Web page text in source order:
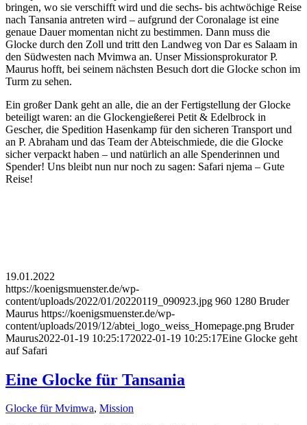
bringen, wo sie verschifft wird und die sechs- bis achtwöchige Reise
nach Tansania antreten wird – aufgrund der Coronalage ist eine
genaue Dauer momentan nicht zu bestimmen. Dann muss die
Glocke durch den Zoll und tritt den Landweg von Dar es Salaam in
den Südwesten nach Mvimwa an. Unser Missionsprokurator P.
Maurus hofft, bei seinem nächsten Besuch dort die Glocke schon im
Turm zu sehen.
Ein großer Dank geht an alle, die an der Fertigstellung der Glocke
beteiligt waren: an die Glockengießerei Petit & Edelbrock in
Gescher, die Spedition Hasenkamp für den sicheren Transport und
an P. Abraham und das Team der Abteischmiede, die die Glocke
sicher verpackt haben – und natürlich an alle Spenderinnen und
Spender! Uns bleibt nun nur noch zu sagen: Safari njema – Gute
Reise!
19.01.2022
https://koenigsmuenster.de/wp-
content/uploads/2022/01/20220119_090923.jpg 960 1280 Bruder
Maurus https://koenigsmuenster.de/wp-
content/uploads/2019/12/abtei_logo_weiss_Homepage.png Bruder
Maurus2022-01-19 10:25:172022-01-19 10:25:17Eine Glocke geht
auf Safari
Eine Glocke für Tansania
Glocke für Mvimwa, Mission